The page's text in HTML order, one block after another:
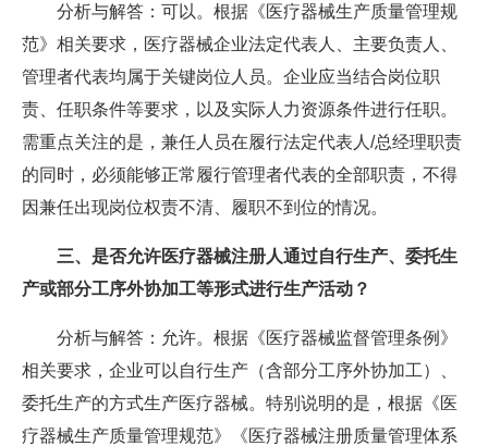
分析与解答：可以。根据《医疗器械生产质量管理规
范》相关要求，医疗器械企业法定代表人、主要负责人、
管理者代表均属于关键岗位人员。企业应当结合岗位职
责、任职条件等要求，以及实际人力资源条件进行任职。
需重点关注的是，兼任人员在履行法定代表人/总经理职责
的同时，必须能够正常履行管理者代表的全部职责，不得
因兼任出现岗位权责不清、履职不到位的情况。
三、是否允许医疗器械注册人通过自行生产、委托生
产或部分工序外协加工等形式进行生产活动？
分析与解答：允许。根据《医疗器械监督管理条例》
相关要求，企业可以自行生产（含部分工序外协加工）、
委托生产的方式生产医疗器械。特别说明的是，根据《医
疗器械生产质量管理规范》《医疗器械注册质量管理体系